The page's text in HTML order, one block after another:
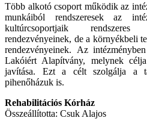
Több alkotó csoport működik az
munkáiból rendszeresek az
kultúrcsoportjaik rendszeres
rendezvényeinek, de a környékbeli
rendezvényeinek. Az
Lakóiért Alapítvány, melynek
javítása. Ezt a célt szolgálja a
pihenőházuk is.
Rehabilitációs Kórház
Összeállította: Csuk Alajos